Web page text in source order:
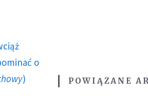
o
) POWIĄZANE